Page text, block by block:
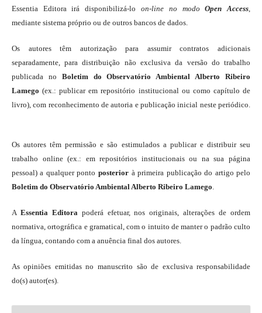
Essentia Editora irá disponibilizá-lo on-line no modo Open Access,
mediante sistema próprio ou de outros bancos de dados.
Os autores têm autorização para assumir contratos adicionais
separadamente, para distribuição não exclusiva da versão do trabalho
publicada no Boletim do Observatório Ambiental Alberto Ribeiro
Lamego (ex.: publicar em repositório institucional ou como capítulo de
livro), com reconhecimento de autoria e publicação inicial neste periódico.
Os autores têm permissão e são estimulados a publicar e distribuir seu
trabalho online (ex.: em repositórios institucionais ou na sua página
pessoal) a qualquer ponto posterior à primeira publicação do artigo pelo
Boletim do Observatório Ambiental Alberto Ribeiro Lamego.
A Essentia Editorapoderá efetuar, nos originais, alterações de ordem
normativa, ortográfica e gramatical, com o intuito de manter o padrão culto
da língua, contando com a anuência final dos autores.
As opiniões emitidas no manuscrito são de exclusiva responsabilidade
do(s) autor(es).